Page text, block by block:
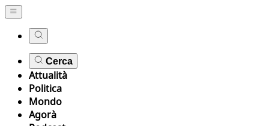
Cerca
Attualità
Politica
Mondo
Agorà